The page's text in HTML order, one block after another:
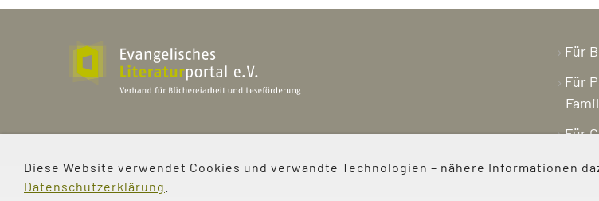
Diese Website verwendet Cookies und verwandte Technologien – nähere Informationen
Datenschutzerklärung
Bürgerstraße 2a
37073 Göttingen
Für
Für
Für